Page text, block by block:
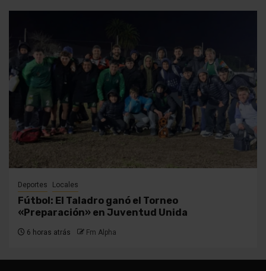
Deportes Locales
Fútbol: El Taladro ganó el Torneo
«Preparación» en Juventud Unida
6 horas atrás Fm Alpha